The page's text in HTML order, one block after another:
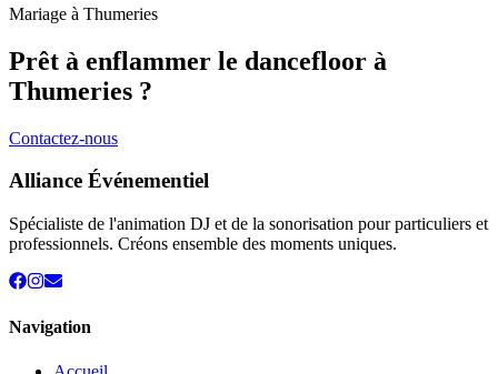
Mariage à Thumeries
Prêt à enflammer le dancefloor à
Thumeries ?
Contactez-nous
Alliance Événementiel
Spécialiste de l'animation DJ et de la sonorisation pour particuliers et
professionnels. Créons ensemble des moments uniques.
Navigation